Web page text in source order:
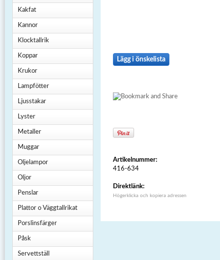
Kakfat
Kannor
Klocktallrik
Koppar
Krukor
Lampfötter
Ljusstakar
Lyster
Metaller
Muggar
Oljelampor
Oljor
Penslar
Plattor o Väggtallrikat
Porslinsfärger
Påsk
Servettställ
Lägg i önskelista
Artikelnummer:
416-634
Direktlänk:
Högerklicka och kopiera adressen